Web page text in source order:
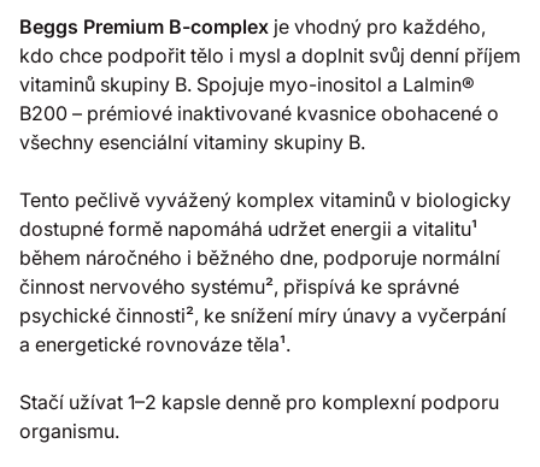
Beggs Premium B-complex je vhodný pro každého,
kdo chce podpořit tělo i mysl a doplnit svůj denní příjem
vitaminů skupiny B. Spojuje myo-inositol a Lalmin®
B200 – prémiové inaktivované kvasnice obohacené o
všechny esenciální vitaminy skupiny B.
Tento pečlivě vyvážený komplex vitaminů v biologicky
dostupné formě napomáhá udržet energii a vitalitu¹
během náročného i běžného dne, podporuje normální
činnost nervového systému², přispívá ke správné
psychické činnosti², ke snížení míry únavy a vyčerpání
a energetické rovnováze těla¹.
Stačí užívat 1–2 kapsle denně pro komplexní podporu
organismu.